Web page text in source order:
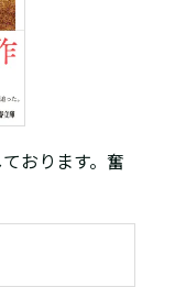
おります。奮